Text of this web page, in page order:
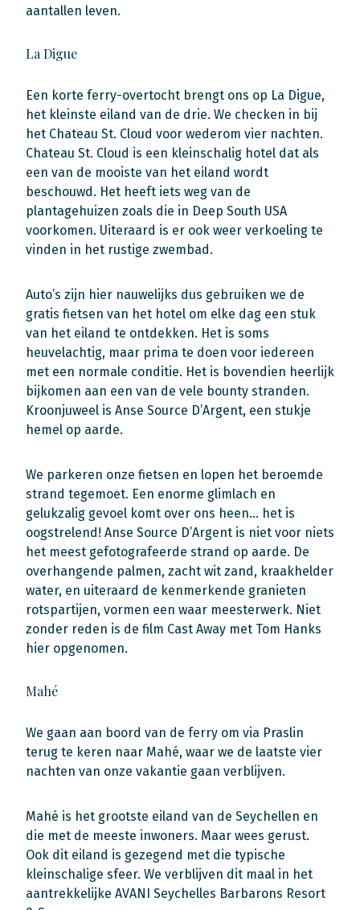
aantallen leven.
La Digue
Een korte ferry-overtocht brengt ons op La Digue,
het kleinste eiland van de drie. We checken in bij
het Chateau St. Cloud voor wederom vier nachten.
Chateau St. Cloud is een kleinschalig hotel dat als
een van de mooiste van het eiland wordt
beschouwd. Het heeft iets weg van de
plantagehuizen zoals die in Deep South USA
voorkomen. Uiteraard is er ook weer verkoeling te
vinden in het rustige zwembad.
Auto’s zijn hier nauwelijks dus gebruiken we de
gratis fietsen van het hotel om elke dag een stuk
van het eiland te ontdekken. Het is soms
heuvelachtig, maar prima te doen voor iedereen
met een normale conditie. Het is bovendien heerlijk
bijkomen aan een van de vele bounty stranden.
Kroonjuweel is Anse Source D’Argent, een stukje
hemel op aarde.
We parkeren onze fietsen en lopen het beroemde
strand tegemoet. Een enorme glimlach en
gelukzalig gevoel komt over ons heen… het is
oogstrelend! Anse Source D’Argent is niet voor niets
het meest gefotografeerde strand op aarde. De
overhangende palmen, zacht wit zand, kraakhelder
water, en uiteraard de kenmerkende granieten
rotspartijen, vormen een waar meesterwerk. Niet
zonder reden is de film Cast Away met Tom Hanks
hier opgenomen.
Mahé
We gaan aan boord van de ferry om via Praslin
terug te keren naar Mahé, waar we de laatste vier
nachten van onze vakantie gaan verblijven.
Mahé is het grootste eiland van de Seychellen en
die met de meeste inwoners. Maar wees gerust.
Ook dit eiland is gezegend met die typische
kleinschalige sfeer. We verblijven dit maal in het
aantrekkelijke AVANI Seychelles Barbarons Resort